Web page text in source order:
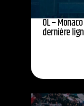
OL –
dernière